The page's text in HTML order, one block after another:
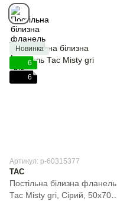
Новинка
6
6
Артикул: p-60315377
TAC
Постільна білизна фланель
Тас Misty gri, Сірий, 50х70см